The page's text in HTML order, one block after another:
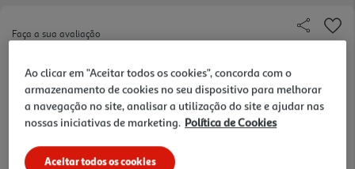
Faça a sua avaliação
480 €/Lt
14,40 €
Ao clicar em "Aceitar todos os cookies", concorda com o
armazenamento de cookies no seu dispositivo para melhorar
a navegação no site, analisar a utilização do site e ajudar nas
nossas iniciativas de marketing. Política de Cookies
Aceitar todos os cookies